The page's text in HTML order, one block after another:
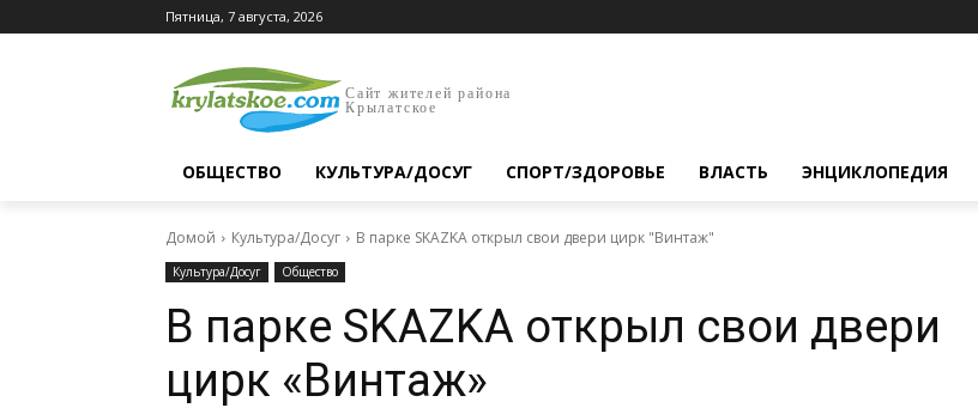
Пятница, 7 августа, 2026
Сайт жителей района
Крылатское
ОБЩЕСТВО КУЛЬТУРА/ДОСУГ СПОРТ/ЗДОРОВЬЕ ВЛАСТЬ ЭНЦИКЛОПЕДИЯ
Домой Культура/Досуг В парке SKAZKA открыл свои двери цирк "Винтаж"
Культура/Досуг Общество
В парке SKAZKA открыл свои двери
цирк «Винтаж»